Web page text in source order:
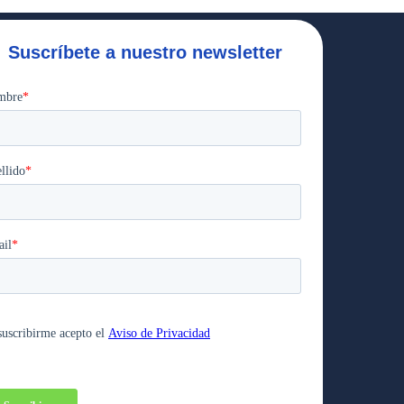
Suscríbete a nuestro newsletter